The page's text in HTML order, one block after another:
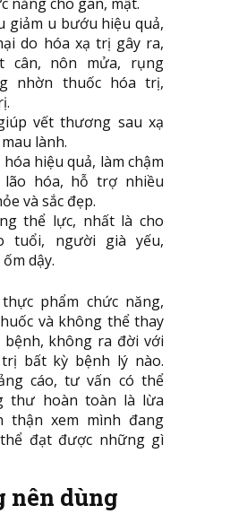
giảm u bướu hiệu quả,
do hóa xạ trị gây ra,
cân, nôn mửa, rụng
nhờn thuốc hóa trị,
vết thương sau xạ
lành.
hiệu quả, làm chậm
hóa, hỗ trợ nhiều
và sắc đẹp.
thể lực, nhất là cho
tuổi, người già yếu,
dậy.
phẩm chức năng,
và không thể thay
không ra đời với
bất kỳ bệnh lý nào.
cáo, tư vấn có thể
thư hoàn toàn là lừa
thận xem mình đang
đạt được những gì
nên dùng